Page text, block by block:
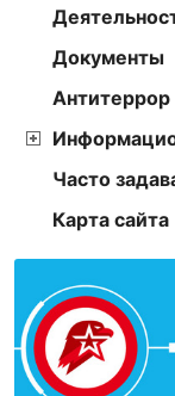
Документы
Часто
Карта сайта